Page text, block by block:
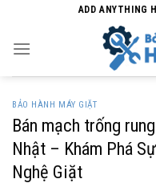
content
ADD ANYTHING
BẢO HÀNH MÁY GIẶT
Bán mạch trống
Nhật – Khám Phá
Nghệ Giặt